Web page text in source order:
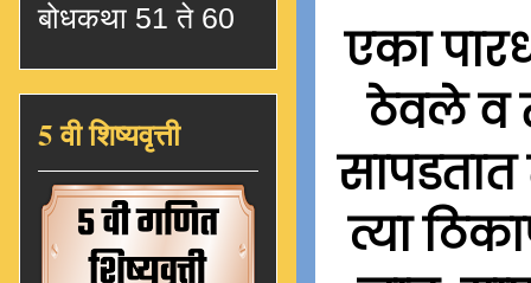
एका
ठेवले व
त्या
बोधकथा 51 ते 60
5 वी शिष्यवृत्ती